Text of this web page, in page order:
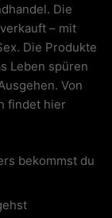
Die
– mit
Die Produkte
Leben spüren
Von
findet hier
bekommst du